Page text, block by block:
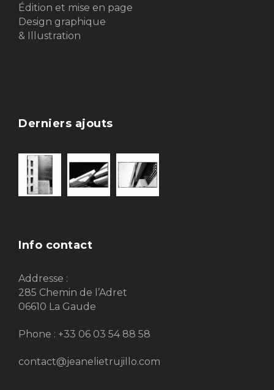
Édition et mise en page
Design graphique
& Illustration
Derniers ajouts
Info contact
Addresse :
285 Chemin de l’Adret
06610 La Gaude
Phone : +33 06 03 54 88 58
contact@jeanelietrujillo.com